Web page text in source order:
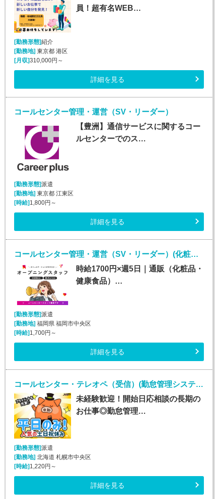
員！超有名WEB…
[勤務形態]紹介
[勤務地]東京都 港区
[月収]310,000円～
詳細を見る
コールセンター管理・運営（SV・リーダー）
【豊洲】通信サービスに関するコー
ルセンターでのス…
[勤務形態]派遣
[勤務地]東京都 江東区
[時給]1,800円～
詳細を見る
コールセンター管理・運営（SV・リーダー）(化粧品・サプリメント・健康食品問い合わせセンターのSV・LD)
時給1700円×週5日｜通販（化粧品・
健康食品）…
[勤務形態]派遣
[勤務地] 福岡県 福岡市中央区
[時給] 1,700円～
詳細を見る
コールセンター・テレオペ（受信）(勤怠管理システムヘルプデスク)
未経験歓迎！開始日応相談の長期の
お仕事◎勤怠管理…
[勤務形態]派遣
[勤務地]北海道 札幌市中央区
[時給]1,220円～
詳細を見る